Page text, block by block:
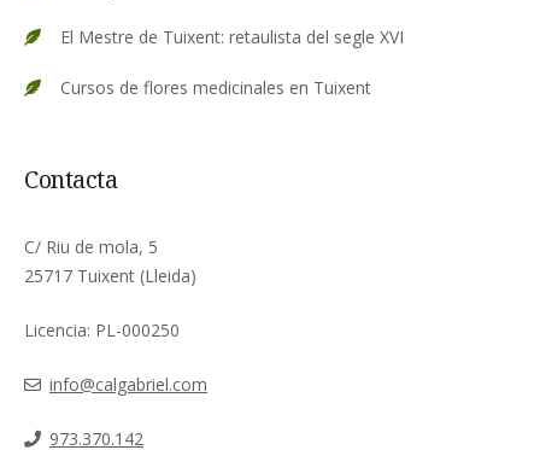
El Mestre de Tuixent: retaulista del segle XVI
Cursos de flores medicinales en Tuixent
Contacta
C/ Riu de mola, 5
25717 Tuixent (Lleida)
Licencia: PL-000250
info@calgabriel.com
973.370.142